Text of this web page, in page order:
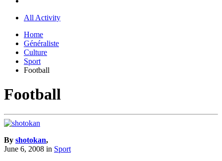
All Activity
Home
Généraliste
Culture
Sport
Football
Football
By shotokan,
June 6, 2008 in Sport